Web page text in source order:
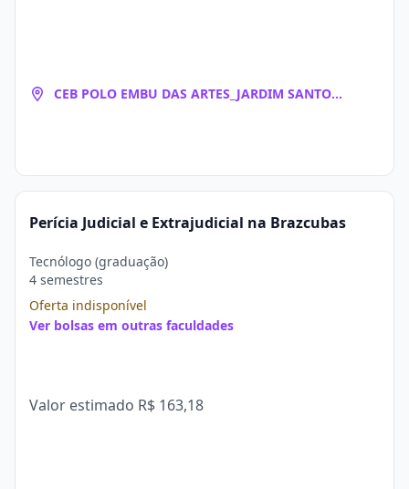
CEB POLO EMBU DAS ARTES_JARDIM SANTO
Perícia Judicial e Extrajudicial na Brazcubas
Tecnólogo (graduação)
4 semestres
Oferta indisponível
Ver bolsas em outras faculdades
Valor estimado R$ 163,18